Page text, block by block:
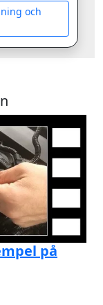
och
på